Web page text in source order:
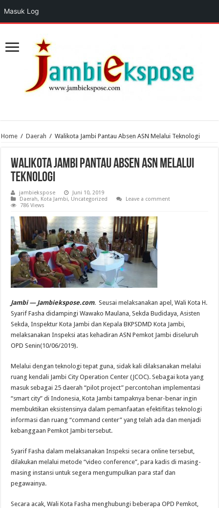
Home / Daerah / Walikota Jambi Pantau Absen ASN Melalui Teknologi
Walikota Jambi Pantau Absen ASN Melalui
Teknologi
jambiekspose
Juni 10, 2019
Daerah, Kota Jambi, Uncategorized
Leave a comment
786 Views
Jambi — Jambiekspose.com. Seusai melaksanakan apel, Wali Kota H.
Syarif Fasha didampingi Wawako Maulana, Sekda Budidaya, Asisten
Sekda, Inspektur Kota Jambi dan Kepala BKPSDMD Kota Jambi,
melaksanakan Inspeksi atas kehadiran ASN Pemkot Jambi diseluruh
OPD Senin(10/06/2019).
Melalui dengan teknologi tepat guna, sidak kali dilaksanakan melalui
ruang kendali Jambi City Operation Center (JCOC). Sebagai kota yang
masuk sebagai 25 daerah “pilot project” percontohan implementasi
“smart city” di Indonesia, Kota Jambi tampaknya benar-benar ingin
membuktikan eksistensinya dalam pemanfaatan efektifitas teknologi
informasi dan ruang “command center” yang telah ada dan menjadi
kebanggaan Pemkot Jambi tersebut.
Syarif Fasha dalam melaksanakan Inspeksi secara online tersebut,
dilakukan melalui metode “video conference”, para kadis di masing-
masing instansi untuk segera mengumpulkan para staf dan
pegawainya.
Secara acak, Wali Kota Fasha menghubungi beberapa OPD Pemkot,
Masuk Log